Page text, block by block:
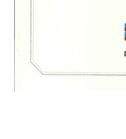
リプラスの社員